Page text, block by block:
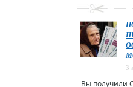
3
Вы получили